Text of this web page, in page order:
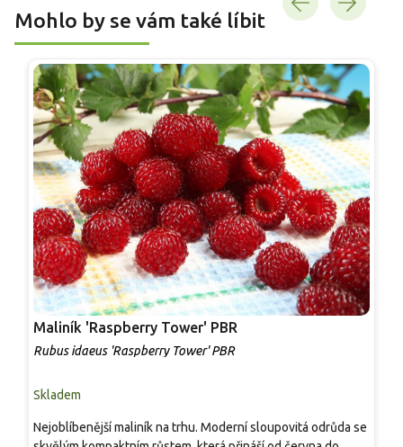
Mohlo by se vám také líbit
Maliník 'Raspberry Tower' PBR
Rubus idaeus 'Raspberry Tower' PBR
Skladem
Nejoblíbenější maliník na trhu. Moderní sloupovitá odrůda se